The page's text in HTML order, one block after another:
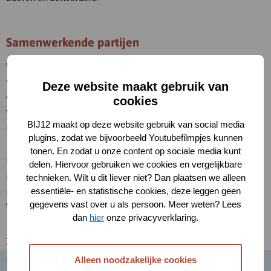
Deze website maakt gebruik van
cookies
BIJ12 maakt op deze website gebruik van social media
plugins, zodat we bijvoorbeeld Youtubefilmpjes kunnen
tonen. En zodat u onze content op sociale media kunt
delen. Hiervoor gebruiken we cookies en vergelijkbare
technieken. Wilt u dit liever niet? Dan plaatsen we alleen
essentiële- en statistische cookies, deze leggen geen
gegevens vast over u als persoon. Meer weten? Lees
dan hier onze privacyverklaring.
Alleen noodzakelijke cookies
Samenwerkende partijen
WildlifeNL is een samenwerking tussen maatschappelijke en
wetenschappelijke partners. BIJ12 draagt bij door kennis te
delen over onder andere faunaschade en door de provincies te
verbinden met het project, zodat eventuele aanpassingen in
het wildbeheer goed kunnen worden doorgevoerd.
Het project loopt van 2023 tot 2030 en maakt deel uit van het
programma Nationale Wetenschapsagenda (NWA). Het wordt
medegefinancierd door de Nederlandse Organisatie voor
Wetenschappelijk Onderzoek (NWO).
Zie voor meer informatiede website van WildlifeNLDeze
.
Gerelateerd nieuws